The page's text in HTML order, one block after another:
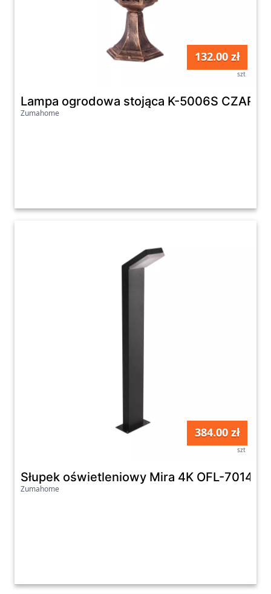
132.00 zł
szt
Lampa ogrodowa stojąca K-5006S
Zumahome
384.00 zł
szt
Słupek oświetleniowy Mira 4K OFL-7014-
Zumahome